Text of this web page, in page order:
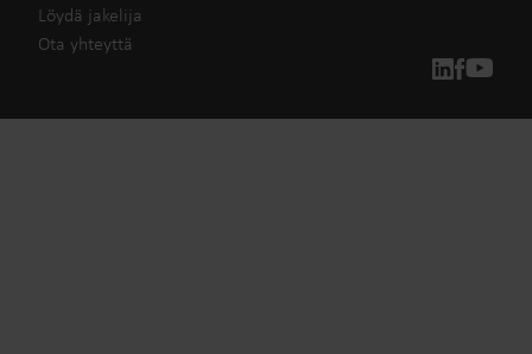
Löydä jakelija
Ota yhteyttä